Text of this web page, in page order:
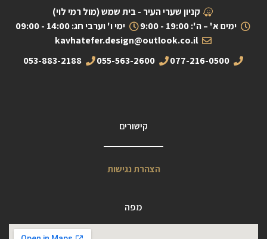
קניון שערי העיר - בית שמש (מול רמי לוי)
ימים א' – ה': 19:00 - 9:00
ימי ו' וערבי חג: 14:00 - 09:00
kavhatefer.design@outlook.co.il
077-216-0500
055-563-2600
053-883-2188
קישורים
הצהרת נגישות
מפה